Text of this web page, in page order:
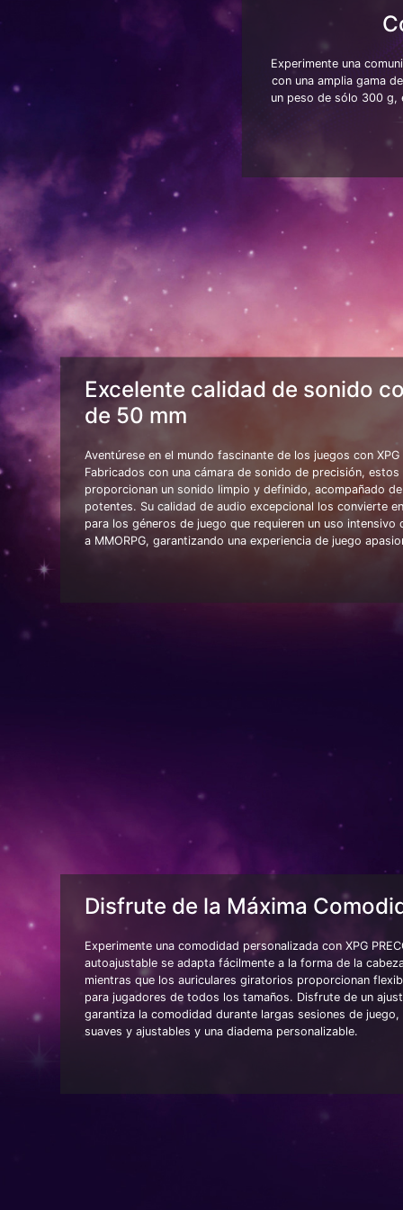
Experimente una
con una amplia gama
un peso de sólo 300 g,
Excelente calidad de sonido
de 50 mm
Aventúrese en el mundo fascinante de los juegos con XPG
Fabricados con una cámara de sonido de precisión, estos
proporcionan un sonido limpio y definido, acompañado
potentes. Su calidad de audio excepcional los convierte
para los géneros de juego que requieren un uso intensivo
a MMORPG, garantizando una experiencia de juego
Disfrute de la Máxima
Experimente una comodidad personalizada con XPG
autoajustable se adapta fácilmente a la forma de la
mientras que los auriculares giratorios proporcionan
para jugadores de todos los tamaños. Disfrute de un
garantiza la comodidad durante largas sesiones de juego,
suaves y ajustables y una diadema personalizable.